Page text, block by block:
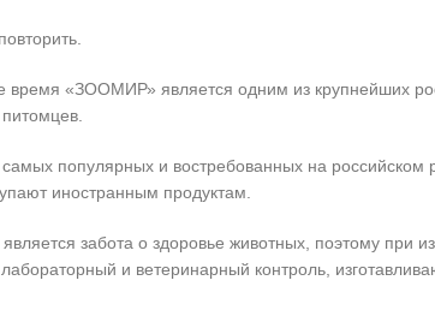
«ЗООМИР» является одним из крупнейших
популярных и востребованных на российском
иностранным продуктам.
забота о здоровье животных, поэтому при
и ветеринарный контроль,